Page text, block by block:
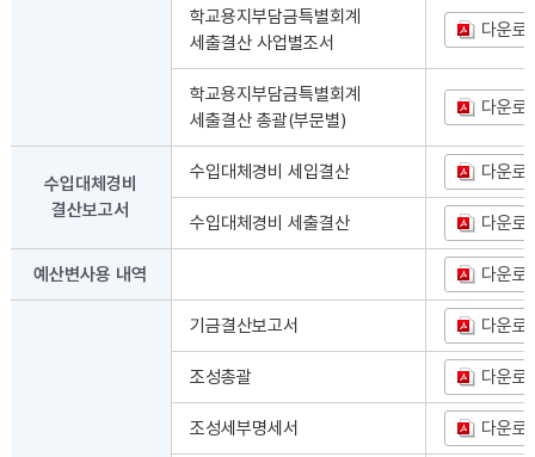
학교용지부담금특별회계
세출결산 사업별조서
다운로
학교용지부담금특별회계
세출결산 총괄(부문별)
다운로
수입대체경비
결산보고서
수입대체경비 세입결산 다운로
수입대체경비 세출결산 다운로
예산변사용 내역 다운로
기금결산보고서 다운로
조성총괄 다운로
조성세부명세서 다운로